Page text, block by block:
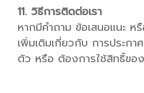
11. วิธีการติดต่อเรา
หากมีคำถาม ข้อเสนอแนะ ห
เพิ่มเติมเกี่ยวกับ การประกา
ตัว หรือ ต้องการใช้สิทธิ์ข